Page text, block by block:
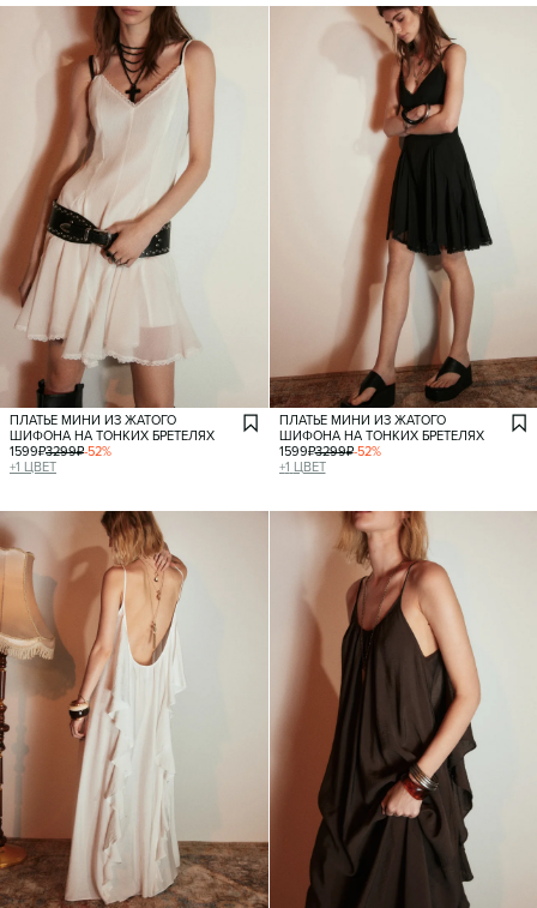
ПЛАТЬЕ МИНИ ИЗ ЖАТОГО
ШИФОНА НА ТОНКИХ БРЕТЕЛЯХ
1599₽3299₽-52%
+1 ЦВЕТ
ПЛАТЬЕ МИНИ ИЗ ЖАТОГО
ШИФОНА НА ТОНКИХ БРЕТЕЛЯХ
1599₽3299₽-52%
+1 ЦВЕТ